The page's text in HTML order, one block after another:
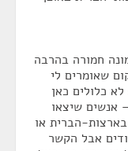
חמורה בהרבה
שאומרים לי
כלולים כאן
אנשים שיצאו
הברית או
אבל הקשר